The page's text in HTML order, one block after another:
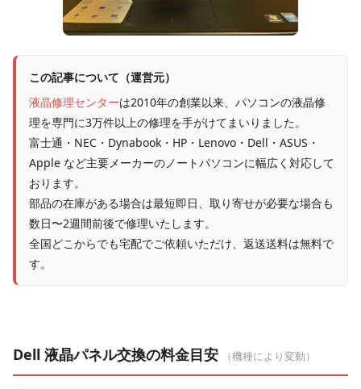
この記事について（運営元）
液晶修理センターは2010年の創業以来、パソコンの液晶修
理を専門に3万件以上の修理を手がけてまいりました。
富士通・NEC・Dynabook・HP・Lenovo・Dell・ASUS・
Apple など主要メーカーのノートパソコンに幅広く対応して
おります。
部品の在庫がある場合は最短即日、取り寄せが必要な場合も
数日〜2週間前後で修理いたします。
全国どこからでも宅配でご依頼いただけ、返送送料は無料で
す。
Dell 液晶パネル交換の料金目安 （機種により変動）